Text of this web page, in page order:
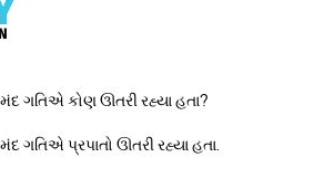
ગતિએ કોણ ઊતરી રહ્યા હતા?
ગતિએ પ્રપાતો ઊતરી રહ્યા હતા.